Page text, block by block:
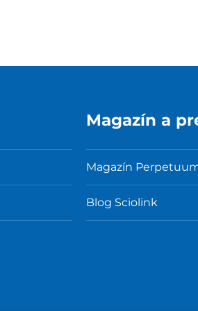
Magazín a
Magazín
Blog Sciolink